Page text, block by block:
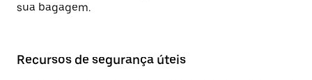
sua bagagem.
Recursos de segurança úteis